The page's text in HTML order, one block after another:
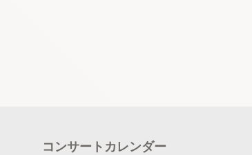
コンサートカレンダー